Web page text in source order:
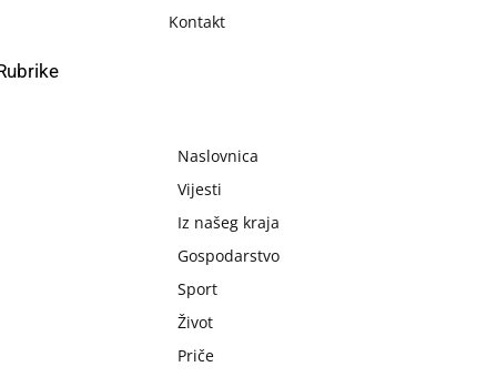
Kontakt
Naslovnica
Vijesti
Iz našeg kraja
Gospodarstvo
Sport
Život
Priče